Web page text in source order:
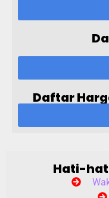
Daftar
Hati-